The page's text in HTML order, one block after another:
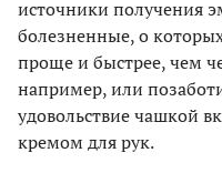
источники получения
болезненные, о
проще и быстрее, чем
например, или
удовольствие чашкой
кремом для рук.